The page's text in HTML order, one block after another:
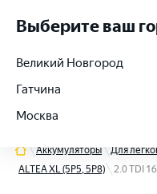
+7 (812) 564-54-91
Аккумуляторы Для
ALTEA XL (5P5, 5P8)
2.0 TDI
Выберите ваш
Великий Новгород
Гатчина
Москва